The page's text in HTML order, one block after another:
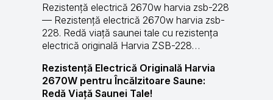
Rezistență electrică 2670w harvia zsb-228
— Rezistență electrică 2670w harvia zsb-
228. Redă viață saunei tale cu rezistența
electrică originală Harvia ZSB-228…
Rezistență Electrică Originală Harvia
2670W pentru Încălzitoare Saune:
Redă Viață Saunei Tale!